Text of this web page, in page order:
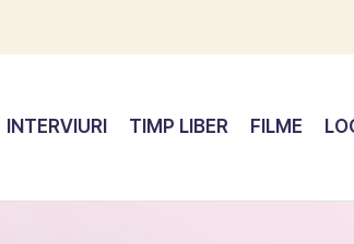
INTERVIURI TIMP LIBER FILME